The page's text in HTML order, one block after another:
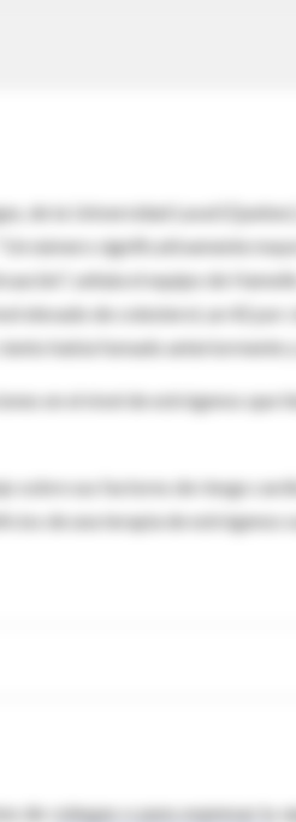
de la Universidad Laval
número significativamente
señala el equipo de Hamelin.
elevado de colesterol, un 42
había fumado anteriormente
en el nivel de estrógenos
sobre sus factores de riesgo
de una terapia de estrógenos
de colegas o para expresar tu